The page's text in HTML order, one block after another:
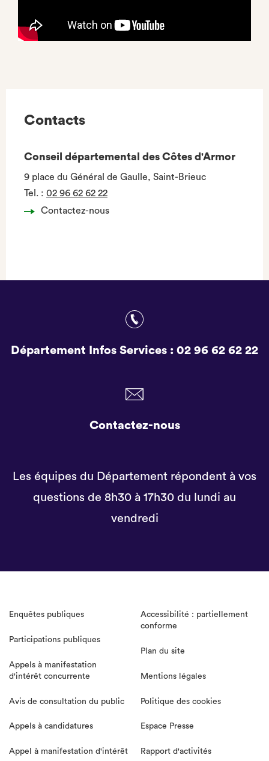
Contacts
Conseil départemental des Côtes d'Armor
9 place du Général de Gaulle, Saint-Brieuc
Tel. : 02 96 62 62 22
Contactez-nous
Département Infos Services : 02 96 62 62 22
Contactez-nous
Les équipes du Département répondent à vos
questions de 8h30 à 17h30 du lundi au
vendredi
Enquêtes publiques
Participations publiques
Appels à manifestation
d'intérêt concurrente
Avis de consultation du public
Appels à candidatures
Appel à manifestation d'intérêt
Accessibilité : partiellement
conforme
Plan du site
Mentions légales
Politique des cookies
Espace Presse
Rapport d'activités